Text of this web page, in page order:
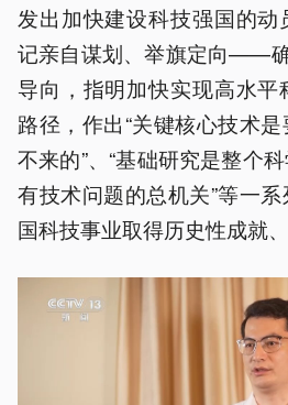
发出加快建设科技强国的
记亲自谋划、举旗定向——确
导向，指明加快实现高水平
路径，作出“关键核心技术
不来的”、“基础研究是整个
有技术问题的总机关”等一
国科技事业取得历史性成就